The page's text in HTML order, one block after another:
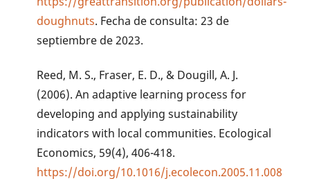
doughnuts. Fecha de consulta: 23 de
septiembre de 2023.
Reed, M. S., Fraser, E. D., & Dougill, A. J.
(2006). An adaptive learning process for
developing and applying sustainability
indicators with local communities. Ecological
Economics, 59(4), 406-418.
https://doi.org/10.1016/j.ecolecon.2005.11.008